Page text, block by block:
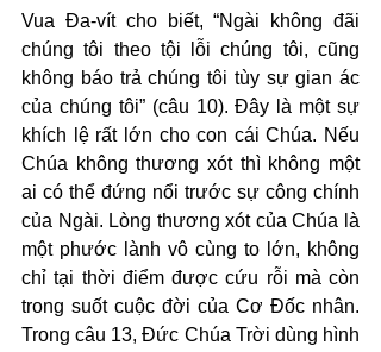
Vua Đa-vít cho biết, “Ngài không đãi
chúng tôi theo tội lỗi chúng tôi, cũng
không báo trả chúng tôi tùy sự gian ác
của chúng tôi” (câu 10). Đây là một sự
khích lệ rất lớn cho con cái Chúa. Nếu
Chúa không thương xót thì không một
ai có thể đứng nổi trước sự công chính
của Ngài. Lòng thương xót của Chúa là
một phước lành vô cùng to lớn, không
chỉ tại thời điểm được cứu rỗi mà còn
trong suốt cuộc đời của Cơ Đốc nhân.
Trong câu 13, Đức Chúa Trời dùng hình